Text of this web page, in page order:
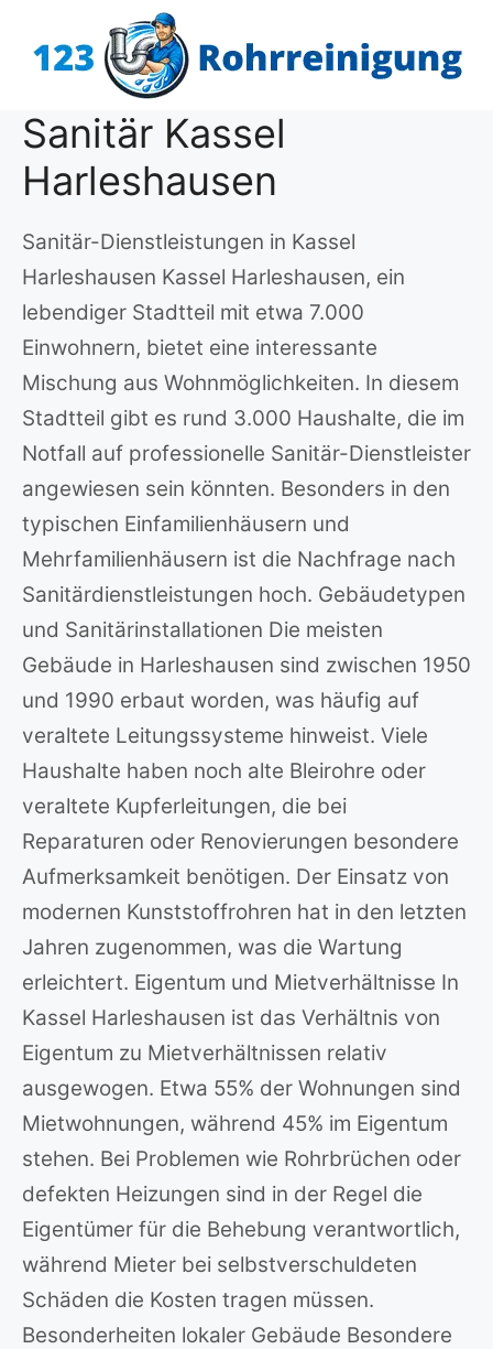
Inhalt
Sanitär Kassel
Harleshausen
Sanitär-Dienstleistungen in Kassel
Harleshausen Kassel Harleshausen, ein
lebendiger Stadtteil mit etwa 7.000
Einwohnern, bietet eine interessante
Mischung aus Wohnmöglichkeiten. In diesem
Stadtteil gibt es rund 3.000 Haushalte, die im
Notfall auf professionelle Sanitär-Dienstleister
angewiesen sein könnten. Besonders in den
typischen Einfamilienhäusern und
Mehrfamilienhäusern ist die Nachfrage nach
Sanitärdienstleistungen hoch. Gebäudetypen
und Sanitärinstallationen Die meisten
Gebäude in Harleshausen sind zwischen 1950
und 1990 erbaut worden, was häufig auf
veraltete Leitungssysteme hinweist. Viele
Haushalte haben noch alte Bleirohre oder
veraltete Kupferleitungen, die bei
Reparaturen oder Renovierungen besondere
Aufmerksamkeit benötigen. Der Einsatz von
modernen Kunststoffrohren hat in den letzten
Jahren zugenommen, was die Wartung
erleichtert. Eigentum und Mietverhältnisse In
Kassel Harleshausen ist das Verhältnis von
Eigentum zu Mietverhältnissen relativ
ausgewogen. Etwa 55% der Wohnungen sind
Mietwohnungen, während 45% im Eigentum
stehen. Bei Problemen wie Rohrbrüchen oder
defekten Heizungen sind in der Regel die
Eigentümer für die Behebung verantwortlich,
während Mieter bei selbstverschuldeten
Schäden die Kosten tragen müssen.
Besonderheiten lokaler Gebäude Besondere